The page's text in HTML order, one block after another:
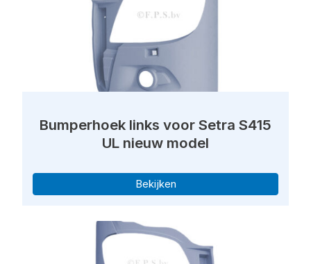
Bumperhoek links voor Setra S415
UL nieuw model
Bekijken